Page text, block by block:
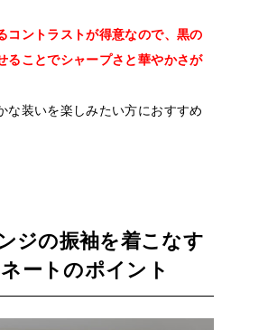
コントラストが得意なので、黒の
ることでシャープさと華やかさが
な装いを楽しみたい方におすすめ
ジの振袖を着こなす
ートのポイント